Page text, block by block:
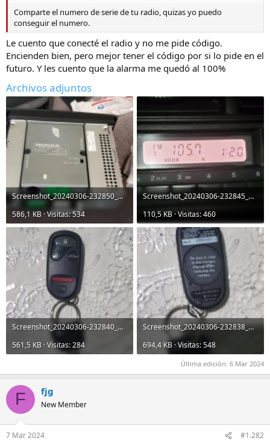
Comparte el numero de serie de tu radio, quizas yo puedo
conseguir el numero.
Le cuento que conecté el radio y no me pide código.
Encienden bien, pero mejor tener el código por si lo pide en el
futuro. Y les cuento que la alarma me quedó al 100%
Archivos adjuntos
Screenshot_20240306-232850_Gallery.jpg
586,1 KB · Visitas: 534
Screenshot_20240306-232845_Gallery.jpg
110,5 KB · Visitas: 460
Screenshot_20240306-232840_Gallery.jpg
561,5 KB · Visitas: 284
Screenshot_20240306-232838_Gallery.jpg
694,4 KB · Visitas: 548
Última edición: 6 Mar 2024
F fjg
New Member
7 Mar 2024 #1.282